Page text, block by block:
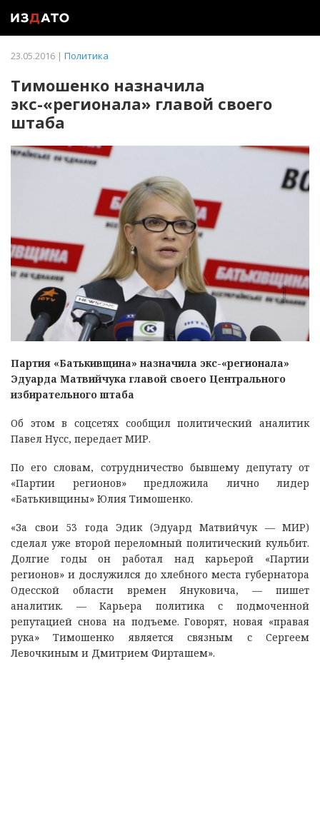
23.05.2016 | Политика
Тимошенко назначила
экс-«регионала» главой своего
штаба
Партия «Батькивщина» назначила экс-«регионала»
Эдуарда Матвийчука главой своего Центрального
избирательного штаба
Об этом в соцсетях сообщил политический аналитик
Павел Нусс, передает МИР.
По его словам, сотрудничество бывшему депутату от
«Партии регионов» предложила лично лидер
«Батькивщины» Юлия Тимошенко.
«За свои 53 года Эдик (Эдуард Матвийчук — МИР)
сделал уже второй переломный политический кульбит.
Долгие годы он работал над карьерой «Партии
регионов» и дослужился до хлебного места губернатора
Одесской области времен Януковича, — пишет
аналитик. — Карьера политика с подмоченной
репутацией снова на подъеме. Говорят, новая «правая
рука» Тимошенко является связным с Сергеем
Левочкиным и Дмитрием Фирташем».